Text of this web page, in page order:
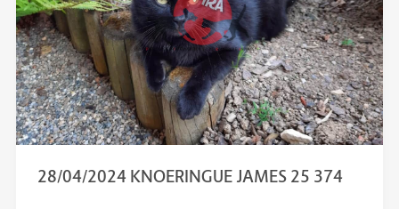
28/04/2024 KNOERINGUE JAMES 25 374